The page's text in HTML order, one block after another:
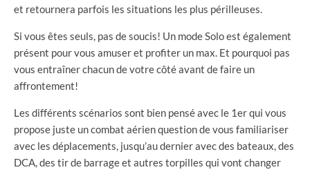
et retournera parfois les situations les plus périlleuses.
Si vous êtes seuls, pas de soucis! Un mode Solo est également
présent pour vous amuser et profiter un max. Et pourquoi pas
vous entraîner chacun de votre côté avant de faire un
affrontement!
Les différents scénarios sont bien pensé avec le 1er qui vous
propose juste un combat aérien question de vous familiariser
avec les déplacements, jusqu’au dernier avec des bateaux, des
DCA, des tir de barrage et autres torpilles qui vont changer